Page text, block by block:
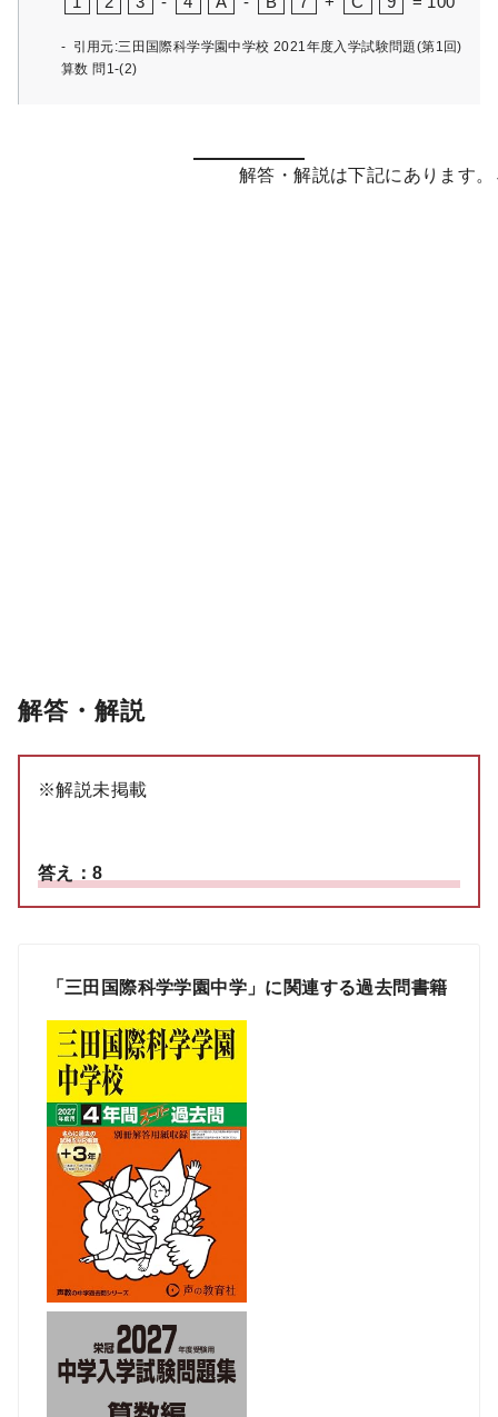
引用元:三田国際科学学園中学校 2021年度入学試験問題(第1回)
算数 問1-(2)
解答・解説
※解説未掲載
答え：8
「三田国際科学学園中学」に関連する過去問書籍